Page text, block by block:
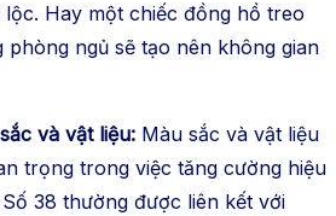
Hay một chiếc đồng hồ treo
ngủ sẽ tạo nên không gian
và vật liệu: Màu sắc và vật liệu
trọng trong việc tăng cường hiệu
38 thường được liên kết với